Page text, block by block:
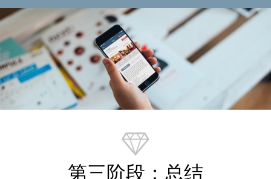
第三阶段：总结